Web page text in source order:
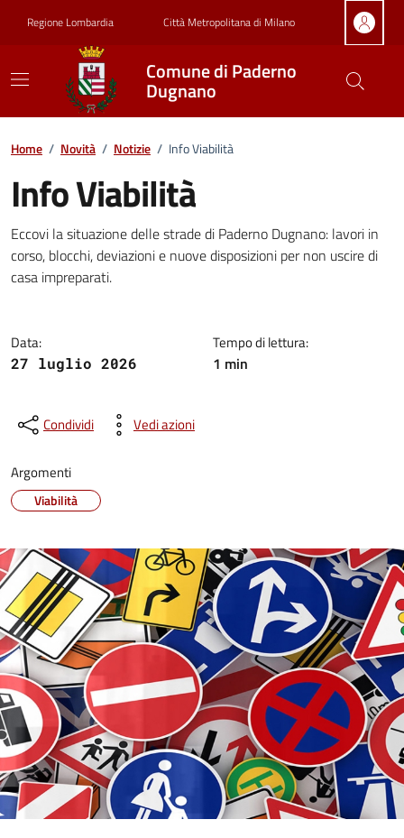
Regione Lombardia Città Metropolitana di Milano
Comune di Paderno
Dugnano
Home / Novità / Notizie / Info Viabilità
Info Viabilità
Dettagli della notizia
Eccovi la situazione delle strade di Paderno Dugnano: lavori in
corso, blocchi, deviazioni e nuove disposizioni per non uscire di
casa impreparati.
Data:
27 luglio 2026
Tempo di lettura:
1 min
Condividi Vedi azioni
Argomenti
Viabilità